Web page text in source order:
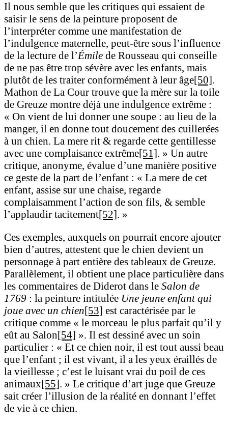
Il nous semble que les critiques qui essaient de
saisir le sens de la peinture proposent de
l’interpréter comme une manifestation de
l’indulgence maternelle, peut-être sous l’influence
de la lecture de l’Émile de Rousseau qui conseille
de ne pas être trop sévère avec les enfants, mais
plutôt de les traiter conformément à leur âge[50].
Mathon de La Cour trouve que la mère sur la toile
de Greuze montre déjà une indulgence extrême :
« On vient de lui donner une soupe : au lieu de la
manger, il en donne tout doucement des cuillerées
à un chien. La mere rit & regarde cette gentillesse
avec une complaisance extrême[51]. » Un autre
critique, anonyme, évalue d’une manière positive
ce geste de la part de l’enfant : « La mere de cet
enfant, assise sur une chaise, regarde
complaisamment l’action de son fils, & semble
l’applaudir tacitement[52]. »
Ces exemples, auxquels on pourrait encore ajouter
bien d’autres, attestent que le chien devient un
personnage à part entière des tableaux de Greuze.
Parallèlement, il obtient une place particulière dans
les commentaires de Diderot dans le Salon de
1769 : la peinture intitulée Une jeune enfant qui
joue avec un chien[53] est caractérisée par le
critique comme « le morceau le plus parfait qu’il y
eût au Salon[54] ». Il est dessiné avec un soin
particulier : « Et ce chien noir, il est tout aussi beau
que l’enfant ; il est vivant, il a les yeux éraillés de
la vieillesse ; c’est le luisant vrai du poil de ces
animaux[55]. » Le critique d’art juge que Greuze
sait créer l’illusion de la réalité en donnant l’effet
de vie à ce chien.